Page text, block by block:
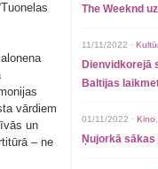
vārdiem
un
– ne
The Weeknd
11/11/2022 ·
Dienvidkorejā
Baltijas
01/11/2022 · Kino
Ņujorkā